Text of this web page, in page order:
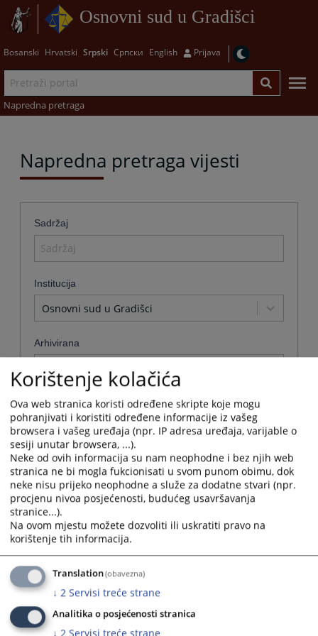
Osnovni sud u Gradišci
Bosanski Hrvatski Srpski Српски English Prijava
Napredna pretraga
Napredna pretraga vijesti
Sadržaj
Institucija
Osnovni sud u Gradišci
Arhivirana
Ne
Datum od
Navigate
forward
to
interact
with
the
calendar
and
select
a
date.
Press
the
question
Datum do
Navigate
forward
to
interact
with
the
calendar
select
a
Sortiraj po
Odaberi...
Napredne stavke
Pretraži
Korištenje kolačića
Ova web stranica koristi određene skripte koje mogu
pohranjivati i koristiti određene informacije iz vašeg
browsera i vašeg uređaja (npr. IP adresa uređaja, varijable o
sesiji unutar browsera, ...).
Neke od ovih informacija su nam neophodne i bez njih web
stranica ne bi mogla fukcionisati u svom punom obimu, dok
neke nisu prijeko neophodne a služe za dodatne stvari (npr.
procjenu nivoa posjećenosti, budućeg usavršavanja
stranice...).
Na ovom mjestu možete dozvoliti ili uskratiti pravo na
korištenje tih informacija.
Translation(obavezna)
↓ 2 Servisi treće strane
Analitika o posjećenosti stranica
↓ 2 Servisi treće strane